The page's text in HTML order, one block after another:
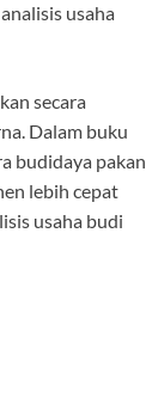
usaha
secara
Dalam buku
budidaya pakan
lebih cepat
usaha budi